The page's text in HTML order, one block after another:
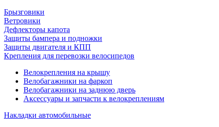
Брызговики
Ветровики
Дефлекторы капота
Защиты бампера и подножки
Защиты двигателя и КПП
Крепления для перевозки велосипедов
Велокрепления на крышу
Велобагажники на фаркоп
Велобагажники на заднюю дверь
Аксессуары и запчасти к велокреплениям
Накладки автомобильные